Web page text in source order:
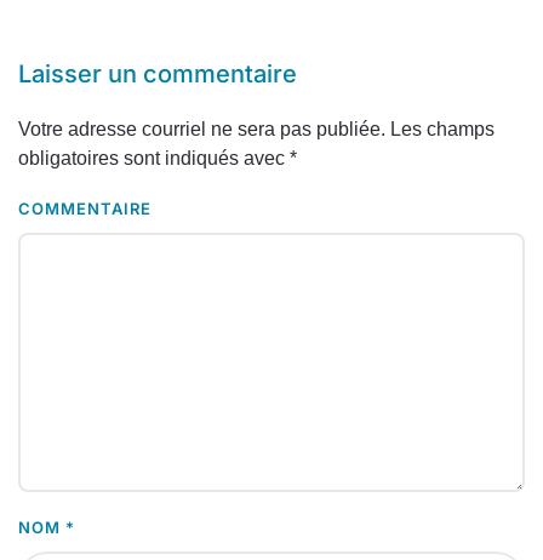
Laisser un commentaire
Votre adresse courriel ne sera pas publiée. Les champs
obligatoires sont indiqués avec *
COMMENTAIRE
NOM *